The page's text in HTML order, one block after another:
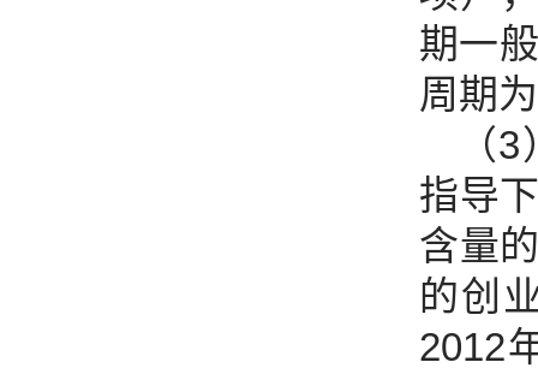
期一
周期
（
指导
含量
的创
2012